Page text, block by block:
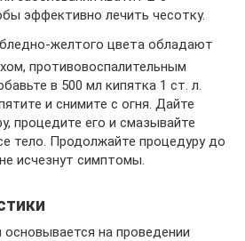
эффективно лечить чесотку.
желтого цвета обладают
противовоспалительным
в 500 мл кипятка 1 ст. л.
и снимите с огня. Дайте
процедите его и смазывайте
тело. Продолжайте процедуру до
исчезнут симптомы.
на проведении